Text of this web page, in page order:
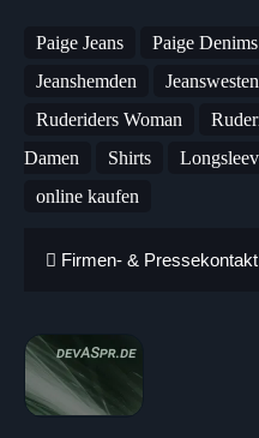
Paige Jeans Paige Denims
Jeanshemden
Jeanswesten
Ruderiders Woman
Damen
Shirts
online kaufen
Firmen- & Pressekontakt